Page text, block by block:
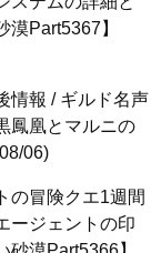
漠Part5367】
情報 / ギルド名声
鳳凰とマルニの
06)
の冒険クエ1週間
ージェントの印